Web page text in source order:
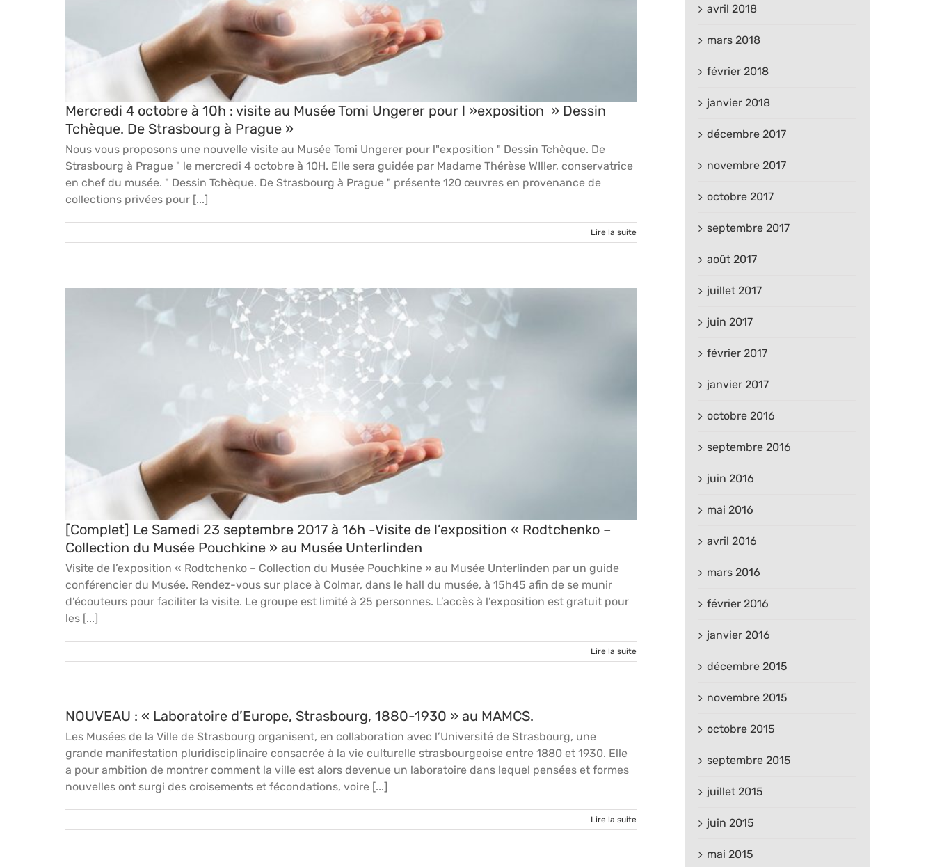
Actualités
Mercredi 4 octobre à 10h : visite au Musée Tomi Ungerer pour l »exposition » Dessin
Tchèque. De Strasbourg à Prague »
Nous vous proposons une nouvelle visite au Musée Tomi Ungerer pour l"exposition " Dessin Tchèque. De
Strasbourg à Prague " le mercredi 4 octobre à 10H. Elle sera guidée par Madame Thérèse WIller, conservatrice
en chef du musée. " Dessin Tchèque. De Strasbourg à Prague " présente 120 œuvres en provenance de
collections privées pour [...]
Lire la suite
[Complet] Le Samedi 23 septembre 2017 à 16h -Visite de l’exposition « Rodtchenko – Collection du Musée Pouchkine »
au Musée Unterlinden
Actualités
[Complet] Le Samedi 23 septembre 2017 à 16h -Visite de l’exposition « Rodtchenko –
Collection du Musée Pouchkine » au Musée Unterlinden
Visite de l’exposition « Rodtchenko – Collection du Musée Pouchkine » au Musée Unterlinden par un guide
conférencier du Musée. Rendez-vous sur place à Colmar, dans le hall du musée, à 15h45 afin de se munir
d’écouteurs pour faciliter la visite. Le groupe est limité à 25 personnes. L’accès à l’exposition est gratuit pour
les [...]
Lire la suite
NOUVEAU : « Laboratoire d’Europe, Strasbourg, 1880-1930 » au MAMCS.
Les Musées de la Ville de Strasbourg organisent, en collaboration avec l’Université de Strasbourg, une
grande manifestation pluridisciplinaire consacrée à la vie culturelle strasbourgeoise entre 1880 et 1930. Elle
a pour ambition de montrer comment la ville est alors devenue un laboratoire dans lequel pensées et formes
nouvelles ont surgi des croisements et fécondations, voire [...]
Lire la suite
avril 2018
mars 2018
février 2018
janvier 2018
décembre 2017
novembre 2017
octobre 2017
septembre 2017
août 2017
juillet 2017
juin 2017
février 2017
janvier 2017
octobre 2016
septembre 2016
juin 2016
mai 2016
avril 2016
mars 2016
février 2016
janvier 2016
décembre 2015
novembre 2015
octobre 2015
septembre 2015
juillet 2015
juin 2015
mai 2015